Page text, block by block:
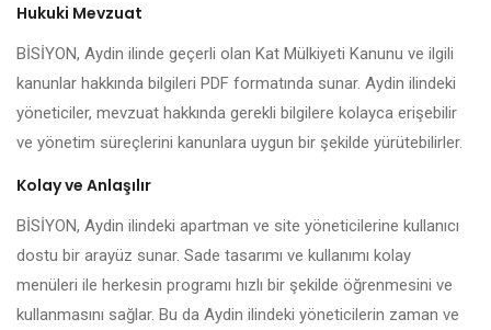
Hukuki Mevzuat
BİSİYON, Aydin ilinde geçerli olan Kat Mülkiyeti Kanunu ve ilgili
kanunlar hakkında bilgileri PDF formatında sunar. Aydin ilindeki
yöneticiler, mevzuat hakkında gerekli bilgilere kolayca erişebilir
ve yönetim süreçlerini kanunlara uygun bir şekilde yürütebilirler.
Kolay ve Anlaşılır
BİSİYON, Aydin ilindeki apartman ve site yöneticilerine kullanıcı
dostu bir arayüz sunar. Sade tasarımı ve kullanımı kolay
menüleri ile herkesin programı hızlı bir şekilde öğrenmesini ve
kullanmasını sağlar. Bu da Aydin ilindeki yöneticilerin zaman ve